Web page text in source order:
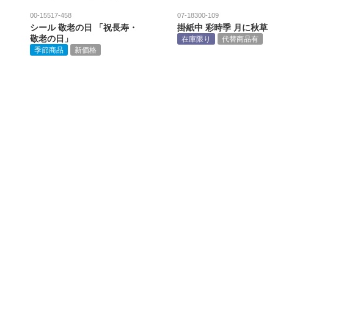
00-15517-458
シール 敬老の日 「祝長寿・
敬老の日」
季節商品 新価格
07-18300-109
掛紙中 彩時季 月に秋草
在庫限り 代替商品有